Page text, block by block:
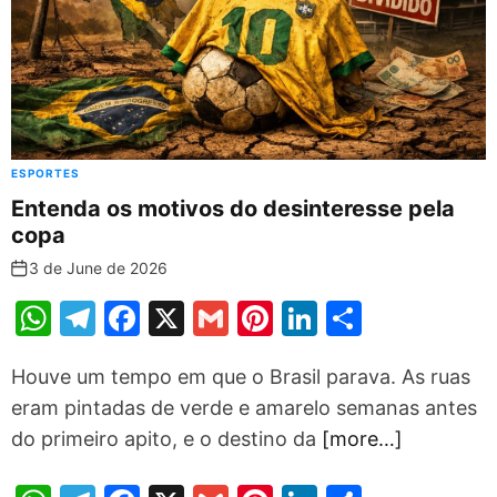
k
ESPORTES
Entenda os motivos do desinteresse pela
copa
3 de June de 2026
W
at
s
A
T
e
gr
a
F
c
e
b
X
G
ai
l
Pi
er
e
st
Li
k
e
dI
ar
e
Houve um tempo em que o Brasil parava. As ruas
eram pintadas de verde e amarelo semanas antes
do primeiro apito, e o destino da [more…]